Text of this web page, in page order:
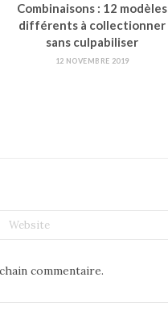
Combinaisons : 12 modèles
différents à collectionner
sans culpabiliser
12 NOVEMBRE 2019
commentaire.